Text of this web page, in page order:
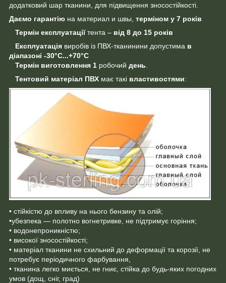
додатковий шар тканини, для підвищення зносостійкості.
Даємо гарантію на материал и швы, терміном у 7 років
Термін експлуатаціїтента – від 8 до 15 років
Експлуатація виробів із ПВХ-тканинини допустима в
діапазоні -30°C...+70°C
Термін виготовлення 1 робочий день
Тентовий матеріал ПВХ має такі властивостями:
• стійкістю до впливу на нього бензину та олій;
•убезпека — полотно вогнетривке, не підтримує горіння;
• водонепроникністю;
• високої зносостійкості;
• матеріал тканини не схильний до деформації та корозії, не
потребує періодичного фарбування,
• тканина легко миється, не гниє, стійка до будь-яких погодних
умов (дощ, сніг, град)